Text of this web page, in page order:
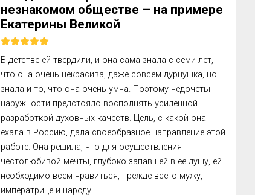
незнакомом обществе – на примере
Екатерины Великой
В детстве ей твердили, и она сама знала с семи лет,
что она очень некрасива, даже совсем дурнушка, но
знала и то, что она очень умна. Поэтому недочеты
наружности предстояло восполнять усиленной
разработкой духовных качеств. Цель, с какой она
ехала в Россию, дала своеобразное направление этой
работе. Она решила, что для осуществления
честолюбивой мечты, глубоко запавшей в ее душу, ей
необходимо всем нравиться, прежде всего мужу,
императрице и народу.